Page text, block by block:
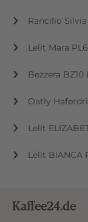
Rancilio
Lelit Mara
Bezzera
Oatly
Lelit
Lelit BIANCA
Kaffee24.de